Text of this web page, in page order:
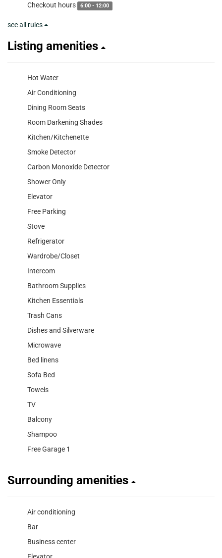
Checkout hours 6:00 - 12:00
see all rules
Listing amenities
Hot Water
Air Conditioning
Dining Room Seats
Room Darkening Shades
Kitchen/Kitchenette
Smoke Detector
Carbon Monoxide Detector
Shower Only
Elevator
Free Parking
Stove
Refrigerator
Wardrobe/Closet
Intercom
Bathroom Supplies
Kitchen Essentials
Trash Cans
Dishes and Silverware
Microwave
Bed linens
Sofa Bed
Towels
TV
Balcony
Shampoo
Free Garage 1
Surrounding amenities
Air conditioning
Bar
Business center